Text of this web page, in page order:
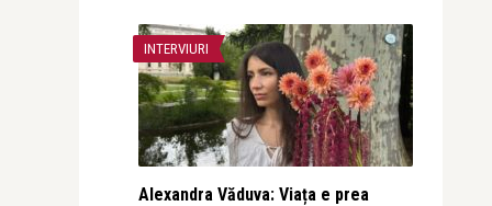
INTERVIURI
Alexandra Văduva: Viața e prea